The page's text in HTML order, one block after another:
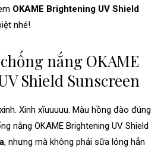
OKAME Brightening UV Shield
nhé!
nắng OKAME
Shield Sunscreen
Xinh xĩuuuuu. Màu hồng đào đúng
nắng OKAME Brightening UV Shield
, nhưng mà không phải sữa lỏng hẳn